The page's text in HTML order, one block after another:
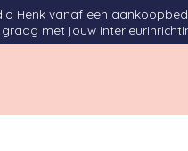
Henk vanaf een
met jouw